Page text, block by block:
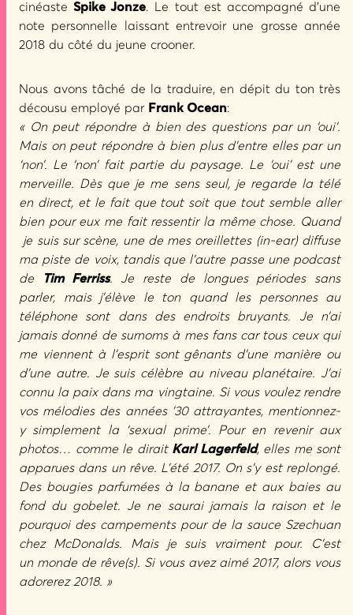
cinéasteSpike Jonze. Le tout est accompagné d’une
note personnelle laissant entrevoir une grosse année
2018 du côté du jeune crooner.
Nous avons tâché de la traduire, en dépit du ton très
décousu employé par Frank Ocean:
« On peut répondre à bien des questions par un ‘oui’.
Mais on peut répondre à bien plus d’entre elles par un
‘non’. Le ‘non’ fait partie du paysage. Le ‘oui’ est une
merveille. Dès que je me sens seul, je regarde la télé
en direct, et le fait que tout soit que tout semble aller
bien pour eux me fait ressentir la même chose. Quand
je suis sur scène, une de mes oreillettes (in-ear) diffuse
ma piste de voix, tandis que l’autre passe une podcast
de
Tim Ferriss. Je reste de longues périodes sans
parler, mais j’élève le ton quand les personnes au
téléphone sont dans des endroits bruyants. Je n’ai
jamais donné de surnoms à mes fans car tous ceux qui
me viennent à l’esprit sont gênants d’une manière ou
d’une autre. Je suis célèbre au niveau planétaire. J’ai
connu la paix dans ma vingtaine. Si vous voulez rendre
vos mélodies des années ’30 attrayantes, mentionnez-
y simplement la ‘sexual prime’. Pour en revenir aux
photos… comme le dirait Karl Lagerfeld, elles me sont
apparues dans un rêve. L’été 2017. On s’y est replongé.
Des bougies parfumées à la banane et aux baies au
fond du gobelet. Je ne saurai jamais la raison et le
pourquoi des campements pour de la sauce Szechuan
chez McDonalds. Mais je suis vraiment pour. C’est
un monde de rêve(s). Si vous avez aimé 2017, alors vous
adorerez 2018. »